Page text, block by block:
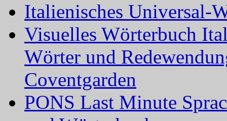
Italienisches Universal-
Visuelles Wörterbuch
Wörter und
Coventgarden
PONS Last Minute